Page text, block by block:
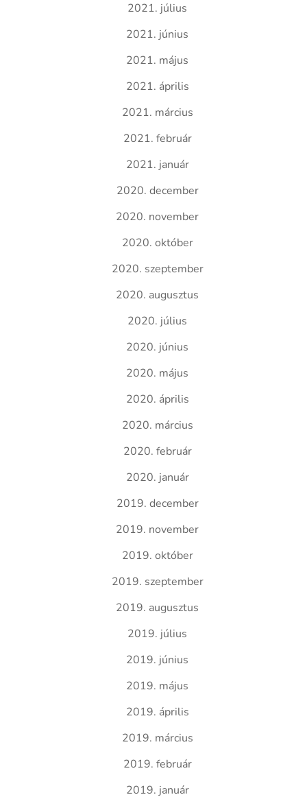
2021. július
2021. június
2021. május
2021. április
2021. március
2021. február
2021. január
2020. december
2020. november
2020. október
2020. szeptember
2020. augusztus
2020. július
2020. június
2020. május
2020. április
2020. március
2020. február
2020. január
2019. december
2019. november
2019. október
2019. szeptember
2019. augusztus
2019. július
2019. június
2019. május
2019. április
2019. március
2019. február
2019. január